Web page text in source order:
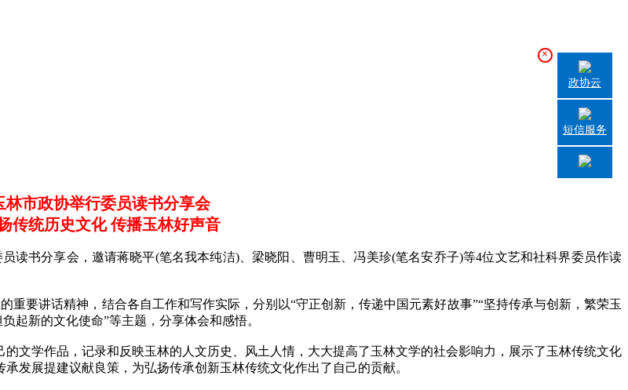
林市政协举行委员读书分享会
传统历史文化 传播玉林好声音
书分享会，邀请蒋晓平(笔名我本纯洁)、梁晓阳、曹明玉、冯美珍(笔名安乔子)等4位文艺和社科界委员作读
要讲话精神，结合各自工作和写作实际，分别以“守正创新，传递中国元素好故事”“坚持传承与创新，繁荣玉
起新的文化使命”等主题，分享体会和感悟。
学作品，记录和反映玉林的人文历史、风土人情，大大提高了玉林文学的社会影响力，展示了玉林传统文化
发展提建议献良策，为弘扬传承创新玉林传统文化作出了自己的贡献。
×
政协云
短信服务